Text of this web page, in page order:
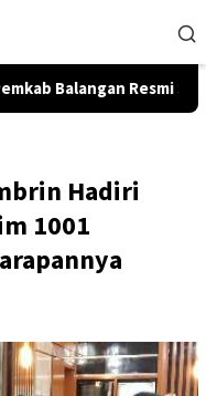
APBD 2026
Hadiri
1001